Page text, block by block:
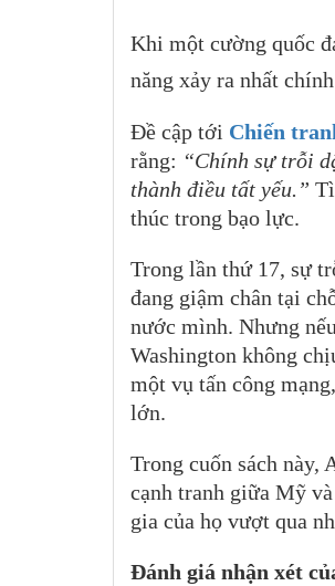
Khi một cường quốc
năng xảy ra nhất
Đề cập tới Chiến
rằng: “Chính sự trỗi
thành điều tất yếu.”
thúc trong bạo lực.
Trong lần thứ 17, sự
đang giậm chân tại
nước mình. Nhưng
Washington không
một vụ tấn công
lớn.
Trong cuốn sách
cạnh tranh giữa Mỹ
gia của họ vượt qua
Đánh giá nhận xét